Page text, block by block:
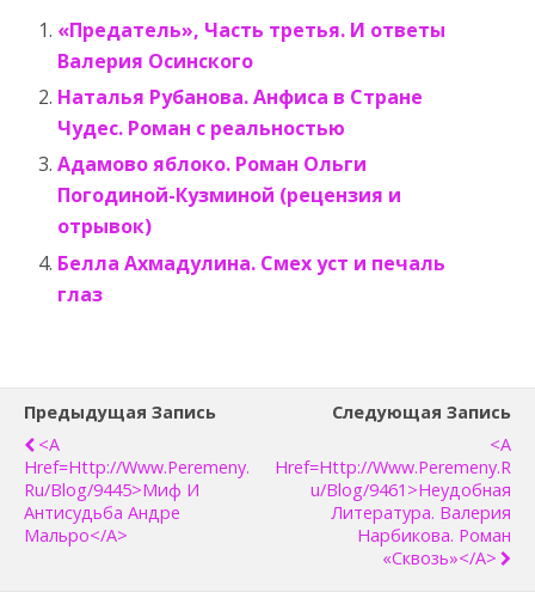
«Предатель», Часть третья. И ответы
Валерия Осинского
Наталья Рубанова. Анфиса в Стране
Чудес. Роман с реальностью
Адамово яблоко. Роман Ольги
Погодиной-Кузминой (рецензия и
отрывок)
Белла Ахмадулина. Смех уст и печаль
глаз
Предыдущая Запись
<a
Href=http://www.peremeny.
Ru/blog/9445>Миф И
Антисудьба Андре
Мальро</a>
Следующая Запись
<a
Href=http://www.peremeny.r
U/blog/9461>Неудобная
Литература. Валерия
Нарбикова. Роман
«Сквозь»</a>